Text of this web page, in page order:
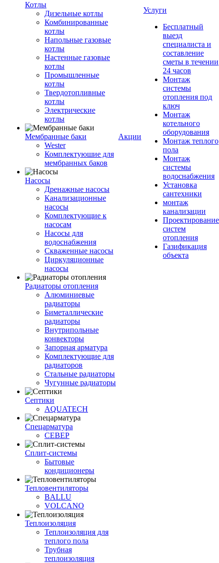
Котлы
Дизельные котлы
Комбинированные
котлы
Напольные газовые
котлы
Настенные газовые
котлы
Промышленные
котлы
Твердотопливные
котлы
Электрические
котлы
Мембранные баки
Wester
Комплектуюшие для
мембранных баков
Насосы
Дренажные насосы
Канализационные
насосы
Комплектующие к
насосам
Насосы для
водоснабжения
Скваженные насосы
Циркуляционные
насосы
Радиаторы отопления
Алюминиевые
радиаторы
Биметаллические
радиаторы
Внутрипольные
конвекторы
Запорная арматура
Комплектующие для
радиаторов
Стальные радиаторы
Чугунные радиаторы
Септики
AQUATECH
Спецарматура
СЕВЕР
Сплит-системы
Бытовые
кондиционеры
Тепловентиляторы
BALLU
VOLCANO
Теплоизоляция
Теплоизоляция для
теплого пола
Трубная
теплоизоляция
Акции
Услуги
Бесплатный
выезд
специалиста и
составление
сметы в течении
24 часов
Монтаж
системы
отопления под
ключ
Монтаж
котельного
оборудования
Монтаж теплого
пола
Монтаж
системы
водоснабжения
Установка
сантехники
монтаж
канализации
Проектирование
систем
отопления
Газификация
объекта